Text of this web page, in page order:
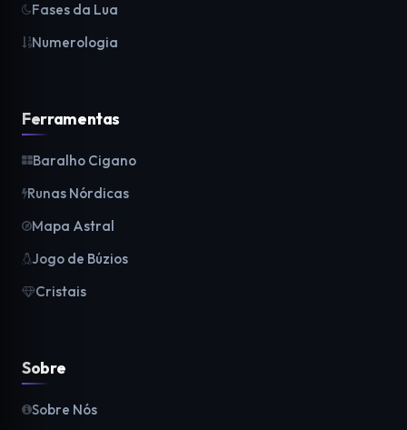
Fases da Lua
Numerologia
Ferramentas
Baralho Cigano
Runas Nórdicas
Mapa Astral
Jogo de Búzios
Cristais
Sobre
Sobre Nós